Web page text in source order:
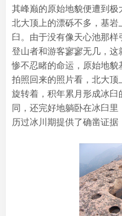
其峰巅的原始地貌便遭到极
北大顶上的漂砾不多，基
臼。由于没有像天心池那
登山者和游客寥寥无几，
惨不忍睹的命运，原始地
拍照回来的照片看，北大
旋转着，积年累月形成冰
同，还完好地躺卧在冰臼
历过冰川期提供了确凿证据